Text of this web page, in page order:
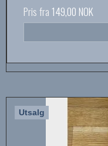
Pris fra 149,00 NOK
Utsalg